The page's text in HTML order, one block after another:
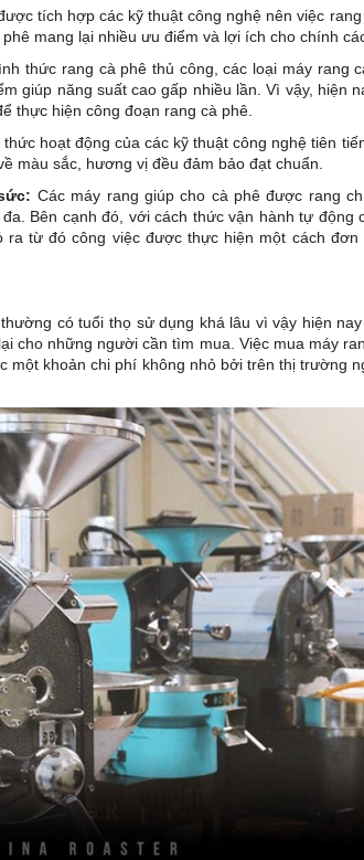
tích hợp các kỹ thuật công nghệ nên việc
mang lại nhiều ưu điểm và lợi ích cho chính
thức rang cà phê thủ công, các loại máy rang
giúp năng suất cao gấp nhiều lần. Vì vậy, hiện
thực hiện công đoạn rang cà phê.
hoạt động của các kỹ thuật công nghệ tiên
màu sắc, hương vị đều đảm bảo đạt chuẩn.
Các máy rang giúp cho cà phê được rang
Bên cạnh đó, với cách thức vận hành tự động
từ đó công việc được thực hiện một cách đơn
có tuổi thọ sử dụng khá lâu vì vậy hiện
cho những người cần tìm mua. Việc mua máy
một khoản chi phí không nhỏ bởi trên thị trường